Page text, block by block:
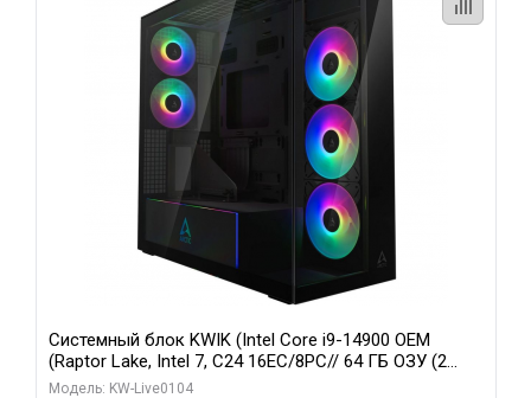
Системный блок KWIK (Intel Core i9-14900 OEM
(Raptor Lake, Intel 7, C24 16EC/8PC// 64 ГБ ОЗУ (2
модуля)/ Afox RTX4090 24GB GDDR6X 384-Bit 3xDP
Модель: KW-Live0104